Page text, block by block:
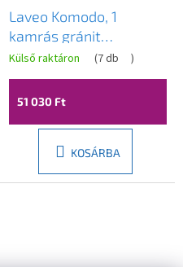
Laveo Komodo, 1
kamrás gránit
mosogató 586x490x221
mm, bézs, LAV-
SBK_410A
Külső raktáron (7 db )
51 030 Ft
KOSÁRBA